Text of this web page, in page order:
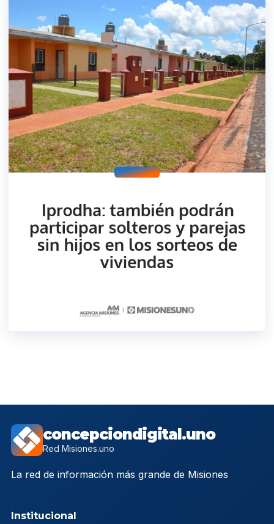
concepciondigital.uno
Red Misiones.uno
La red de información más grande de Misiones
Institucional